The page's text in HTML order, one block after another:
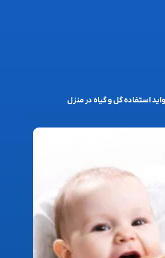
استفاده گل و گیاه در منزل